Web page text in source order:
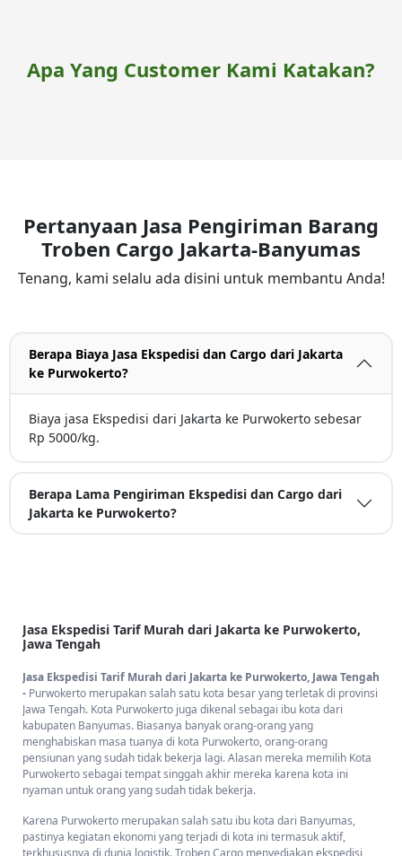
Apa Yang Customer Kami Katakan?
Pertanyaan Jasa Pengiriman Barang
Troben Cargo Jakarta-Banyumas
Tenang, kami selalu ada disini untuk membantu Anda!
Berapa Biaya Jasa Ekspedisi dan Cargo dari Jakarta
ke Purwokerto?
Biaya jasa Ekspedisi dari Jakarta ke Purwokerto sebesar
Rp 5000/kg.
Berapa Lama Pengiriman Ekspedisi dan Cargo dari
Jakarta ke Purwokerto?
Jasa Ekspedisi Tarif Murah dari Jakarta ke Purwokerto,
Jawa Tengah
Jasa Ekspedisi Tarif Murah dari Jakarta ke Purwokerto, Jawa Tengah
- Purwokerto merupakan salah satu kota besar yang terletak di provinsi
Jawa Tengah. Kota Purwokerto juga dikenal sebagai ibu kota dari
kabupaten Banyumas. Biasanya banyak orang-orang yang
menghabiskan masa tuanya di kota Purwokerto, orang-orang
pensiunan yang sudah tidak bekerja lagi. Alasan mereka memilih Kota
Purwokerto sebagai tempat singgah akhir mereka karena kota ini
nyaman untuk orang yang sudah tidak bekerja.
Karena Purwokerto merupakan salah satu ibu kota dari Banyumas,
pastinya kegiatan ekonomi yang terjadi di kota ini termasuk aktif,
terkhususnya di dunia logistik. Troben Cargo menyediakan ekspedisi